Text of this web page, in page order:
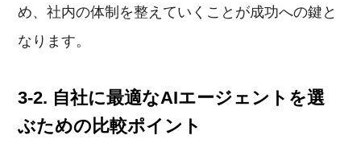
め、社内の体制を整えていくことが成功への鍵と
なります。
3-2. 自社に最適なAIエージェントを選
ぶための比較ポイント